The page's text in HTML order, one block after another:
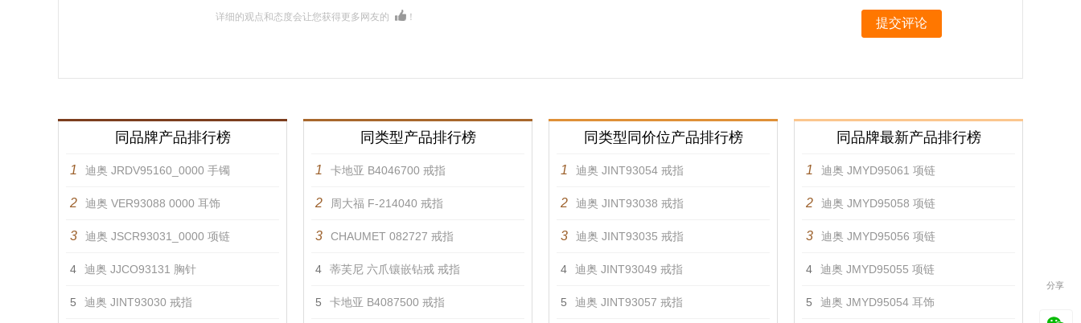
详细的观点和态度会让您获得更多网友的 ！ 提交评论
同品牌产品排行榜
1 迪奥 JRDV95160_0000 手镯
2 迪奥 VER93088 0000 耳饰
3 迪奥 JSCR93031_0000 项链
4 迪奥 JJCO93131 胸针
5 迪奥 JINT93030 戒指
同类型产品排行榜
1 卡地亚 B4046700 戒指
2 周大福 F-214040 戒指
3 CHAUMET 082727 戒指
4 蒂芙尼 六爪镶嵌钻戒 戒指
5 卡地亚 B4087500 戒指
同类型同价位产品排行榜
1 迪奥 JINT93054 戒指
2 迪奥 JINT93038 戒指
3 迪奥 JINT93035 戒指
4 迪奥 JINT93049 戒指
5 迪奥 JINT93057 戒指
同品牌最新产品排行榜
1 迪奥 JMYD95061 项链
2 迪奥 JMYD95058 项链
3 迪奥 JMYD95056 项链
4 迪奥 JMYD95055 项链
5 迪奥 JMYD95054 耳饰
分享